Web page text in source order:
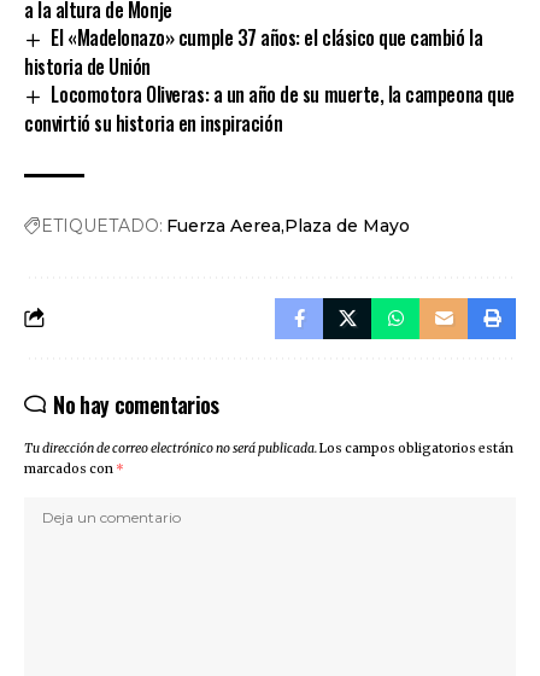
a la altura de Monje
El «Madelonazo» cumple 37 años: el clásico que cambió la
historia de Unión
Locomotora Oliveras: a un año de su muerte, la campeona que
convirtió su historia en inspiración
ETIQUETADO: Fuerza Aerea Plaza de Mayo
No hay comentarios
Tu dirección de correo electrónico no será publicada.Los campos obligatorios están
marcados con *